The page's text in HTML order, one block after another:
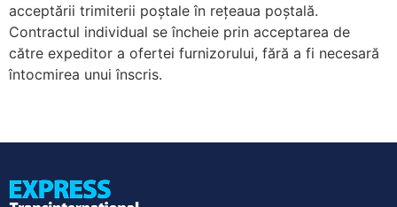
acceptării trimiterii poștale în rețeaua poștală.
Contractul individual se încheie prin acceptarea de
către expeditor a ofertei furnizorului, fără a fi necesară
întocmirea unui înscris.